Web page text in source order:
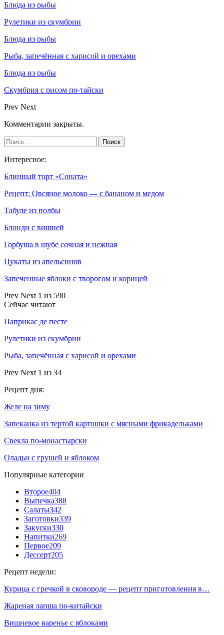
Блюда из рыбы
Рулетики из скумбрии
Блюда из рыбы
Рыба, запечённая с харисой и орехами
Блюда из рыбы
Скумбрия с рисом по-тайски
Prev Next
Комментарии закрыты.
Интересное:
Блинный торт «Соната»
Рецепт: Овсяное молоко — с бананом и медом
Табуле из полбы
Блонди с вишней
Горбуша в шубе сочная и нежная
Цукаты из апельсинов
Запеченные яблоки с творогом и корицей
Prev Next 1 из 590
Сейчас читают
Паприкас де песте
Рулетики из скумбрии
Рыба, запечённая с харисой и орехами
Prev Next 1 из 34
Рецепт дня:
Желе на зиму
Запеканка из тертой картошки с мясными фрикадельками
Свекла по-монастырски
Оладьи с грушей и яблоком
Популярные категории
Второе404
Выпечка388
Салаты342
Заготовки339
Закуски330
Напитки269
Первое209
Дессерт205
Рецепт недели:
Курица с гречкой в сковороде — рецепт приготовления в…
Жареная лапша по-китайски
Вишневое варенье с яблоками